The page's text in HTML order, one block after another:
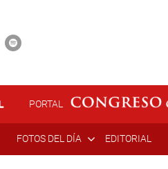
PORTAL
FOTOS DEL DÍA EDITORIAL